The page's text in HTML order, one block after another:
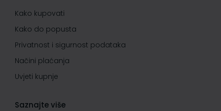
Kako kupovati
Kako do popusta
Privatnost i sigurnost podataka
Načini plaćanja
Uvjeti kupnje
Saznajte više